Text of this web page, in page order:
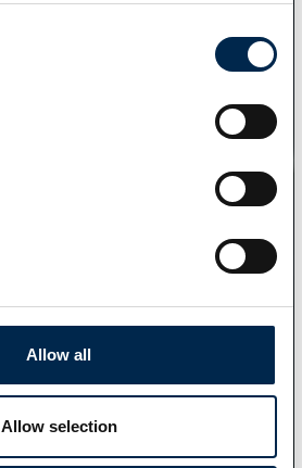
Allow all
Allow selection